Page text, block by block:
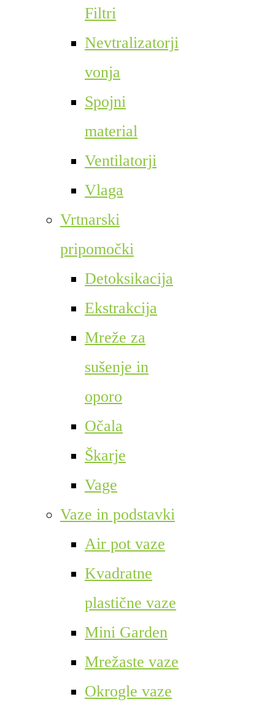
Filtri
Nevtralizatorji
vonja
Spojni
material
Ventilatorji
Vlaga
Vrtnarski
pripomočki
Detoksikacija
Ekstrakcija
Mreže za
sušenje in
oporo
Očala
Škarje
Vage
Vaze in podstavki
Air pot vaze
Kvadratne
plastične vaze
Mini Garden
Mrežaste vaze
Okrogle vaze